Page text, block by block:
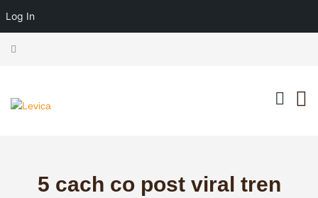
5 cach co post viral tren
Log In